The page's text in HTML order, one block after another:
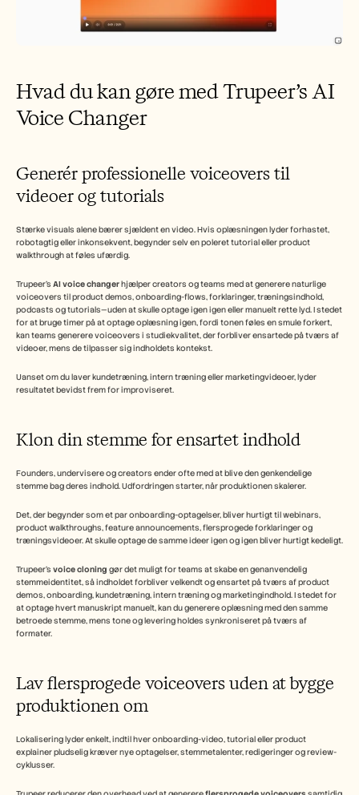
Hvad du kan gøre med Trupeer’s AI
Voice Changer
Generér professionelle voiceovers til
videoer og tutorials
Stærke visuals alene bærer sjældent en video. Hvis oplæsningen lyder forhastet,
robotagtig eller inkonsekvent, begynder selv en poleret tutorial eller product
walkthrough at føles ufærdig.
Trupeer’s AI voice changer hjælper creators og teams med at generere naturlige
voiceovers til product demos, onboarding-flows, forklaringer, træningsindhold,
podcasts og tutorials—uden at skulle optage igen igen eller manuelt rette lyd. I stedet
for at bruge timer på at optage oplæsning igen, fordi tonen føles en smule forkert,
kan teams generere voiceovers i studiekvalitet, der forbliver ensartede på tværs af
videoer, mens de tilpasser sig indholdets kontekst.
Uanset om du laver kundetræning, intern træning eller marketingvideoer, lyder
resultatet bevidst frem for improviseret.
Klon din stemme for ensartet indhold
Founders, undervisere og creators ender ofte med at blive den genkendelige
stemme bag deres indhold. Udfordringen starter, når produktionen skalerer.
Det, der begynder som et par onboarding-optagelser, bliver hurtigt til webinars,
product walkthroughs, feature announcements, flersprogede forklaringer og
træningsvideoer. At skulle optage de samme ideer igen og igen bliver hurtigt kedeligt.
Trupeer’s voice cloning gør det muligt for teams at skabe en genanvendelig
stemmeidentitet, så indholdet forbliver velkendt og ensartet på tværs af product
demos, onboarding, kundetræning, intern træning og marketingindhold. I stedet for
at optage hvert manuskript manuelt, kan du generere oplæsning med den samme
betroede stemme, mens tone og levering holdes synkroniseret på tværs af
formater.
Lav flersprogede voiceovers uden at bygge
produktionen om
Lokalisering lyder enkelt, indtil hver onboarding-video, tutorial eller product
explainer pludselig kræver nye optagelser, stemmetalenter, redigeringer og review-
cyklusser.